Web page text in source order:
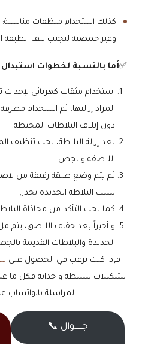
​كذلك استخدام منظفات
وغير حمضية لتجنب تلف الطبقة
✅أما بالنسبة لخطوات
​استخدام مثقاب كهربائي
المراد إزالتها، ثم استخدام
دون إتلاف البلاطات المحيطة.
​بعد إزالة البلاطة، يجب تنظيف
اللاصقة والجص.
​ثم يتم وضع طبقة رقيقة من
تثبيت البلاطة الجديدة بحذر.
كما يجب التأكد من محاذاة
​و أخيراً بعد جفاف اللاصق، يتم
الجديدة والبلاطات القديمة
فإذا كنت ترغب في الحصول على
تشكيلات بسيطة و جذابة فكل ما
المراسلة بالواتساب
جــــــوال 📞